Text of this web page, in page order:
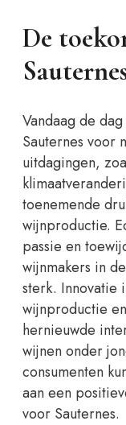
De
Vandaag de dag
Sauternes voor
uitdagingen,
toenemende
wijnproductie.
passie en
wijnmakers in
sterk. Innovatie
wijnproductie
hernieuwde
wijnen onder
consumenten
aan een
voor Sauternes.